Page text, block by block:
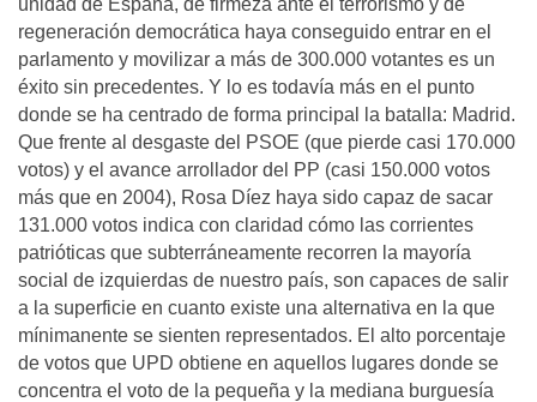
regeneración democrática haya conseguido entrar en el
parlamento y movilizar a más de 300.000 votantes es un
éxito sin precedentes. Y lo es todavía más en el punto
donde se ha centrado de forma principal la batalla: Madrid.
Que frente al desgaste del PSOE (que pierde casi 170.000
votos) y el avance arrollador del PP (casi 150.000 votos
más que en 2004), Rosa Díez haya sido capaz de sacar
131.000 votos indica con claridad cómo las corrientes
patrióticas que subterráneamente recorren la mayoría
social de izquierdas de nuestro país, son capaces de salir
a la superficie en cuanto existe una alternativa en la que
mínimanente se sienten representados. El alto porcentaje
de votos que UPD obtiene en aquellos lugares donde se
concentra el voto de la pequeña y la mediana burguesía